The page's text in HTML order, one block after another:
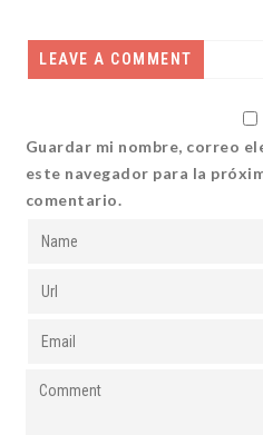
LEAVE A COMMENT
Guardar mi nombre, correo
este navegador para la
comentario.